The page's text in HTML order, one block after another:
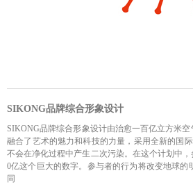
SIKONG品牌综合形象设计
SIKONG品牌综合形象设计由治愈一百亿立方米
融合了艺术的魅力和科技的力量，采用全新的国
不会在净化过程中产生二次污染。在这个计划中
0亿这个巨大的数字。参与者的行为将改变地球
同